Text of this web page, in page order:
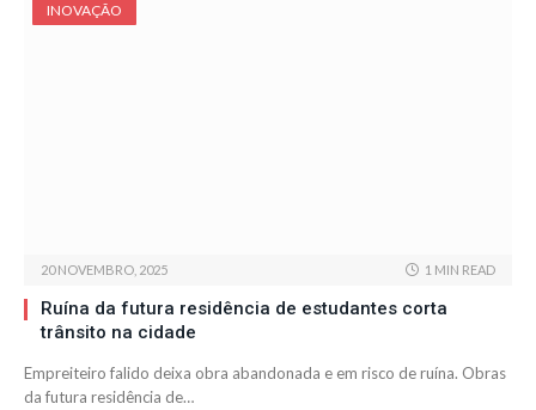
INOVAÇÃO
20 NOVEMBRO, 2025 1 MIN READ
Ruína da futura residência de estudantes corta
trânsito na cidade
Empreiteiro falido deixa obra abandonada e em risco de ruína. Obras
da futura residência de…